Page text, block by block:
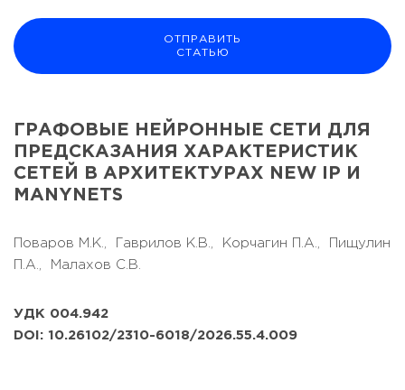
ОТПРАВИТЬ
СТАТЬЮ
ГРАФОВЫЕ НЕЙРОННЫЕ СЕТИ ДЛЯ
ПРЕДСКАЗАНИЯ ХАРАКТЕРИСТИК
СЕТЕЙ В АРХИТЕКТУРАХ NEW IP И
MANYNETS
Поваров М.К., Гаврилов К.В., Корчагин П.А.,
Пищулин
П.А.,
Малахов С.В.
УДК 004.942
DOI: 10.26102/2310-6018/2026.55.4.009